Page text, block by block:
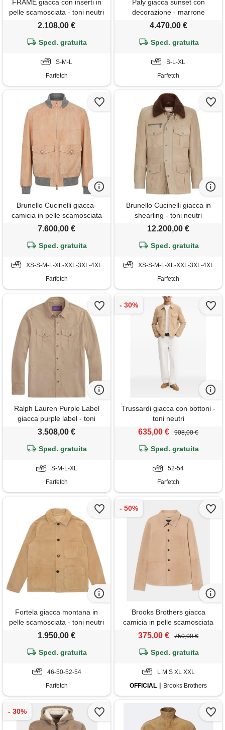
FRAME giacca con inserti in
pelle scamosciata - toni neutri
2.108,00 €
Sped. gratuita
S-M-L
Farfetch
Paly giacca sunset con
decorazione - marrone
4.470,00 €
Sped. gratuita
S-L-XL
Farfetch
Brunello Cucinelli giacca-
camicia in pelle scamosciata
con zip - toni neutri
7.600,00 €
Sped. gratuita
XS-S-M-L-XL-XXL-3XL-4XL
Farfetch
Brunello Cucinelli giacca in
shearling - toni neutri
12.200,00 €
Sped. gratuita
XS-S-M-L-XL-XXL-3XL-4XL
Farfetch
Ralph Lauren Purple Label
giacca purple label - toni
neutri
3.508,00 €
Sped. gratuita
S-M-L-XL
Farfetch
Trussardi giacca con bottoni -
toni neutri
635,00 € 908,00 €
Sped. gratuita
52-54
Farfetch
Fortela giacca montana in
pelle scamosciata - toni neutri
1.950,00 €
Sped. gratuita
46-50-52-54
Farfetch
Brooks Brothers giacca
camicia in pelle scamosciata
naturale
375,00 € 750,00 €
Sped. gratuita
L M S XL XXL
OFFICIAL
Brooks Brothers